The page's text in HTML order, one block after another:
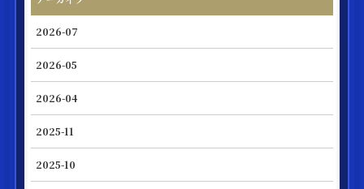
2026-07
2026-05
2026-04
2025-11
2025-10